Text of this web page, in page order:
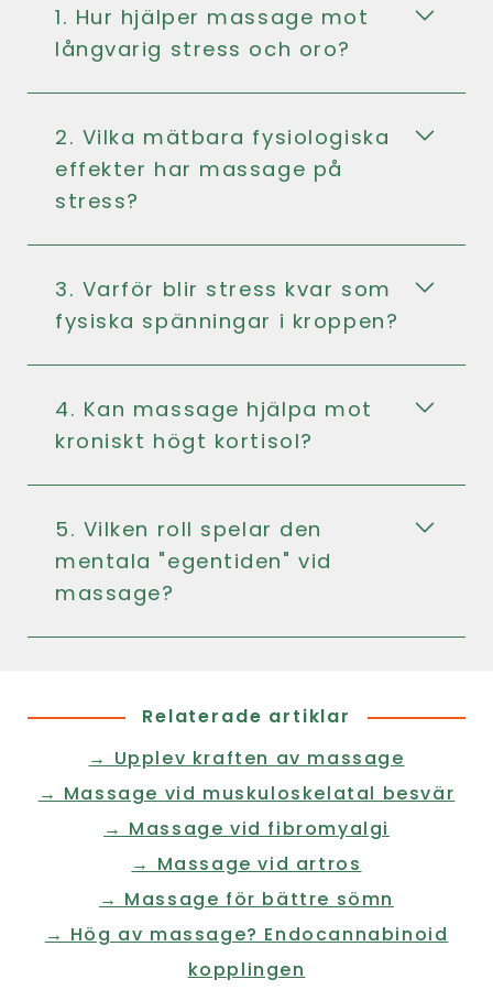
1. Hur hjälper massage mot
långvarig stress och oro?
2. Vilka mätbara fysiologiska
effekter har massage på
stress?
3. Varför blir stress kvar som
fysiska spänningar i kroppen?
4. Kan massage hjälpa mot
kroniskt högt kortisol?
5. Vilken roll spelar den
mentala "egentiden" vid
massage?
Relaterade artiklar
→ Upplev kraften av massage
→ Massage vid muskuloskelatal besvär
→ Massage vid fibromyalgi
→ Massage vid artros
→ Massage för bättre sömn
→ Hög av massage? Endocannabinoid
kopplingen